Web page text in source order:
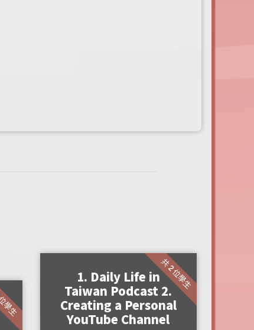
生
1. Daily Life in
Taiwan Podcast 2.
Creating a Personal
YouTube Channel
共 2 位學生